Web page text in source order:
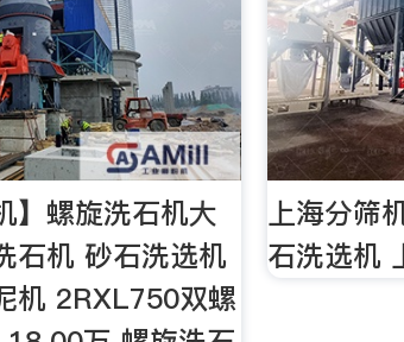
】螺旋洗石机大
石机 砂石洗选机
机 2RXL750双螺
上海分筛
石洗选机